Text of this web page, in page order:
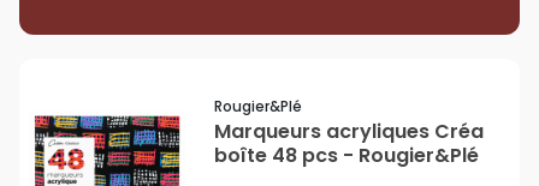
Rougier&plé
Marqueurs acryliques Créa
boîte 48 pcs - Rougier&Plé